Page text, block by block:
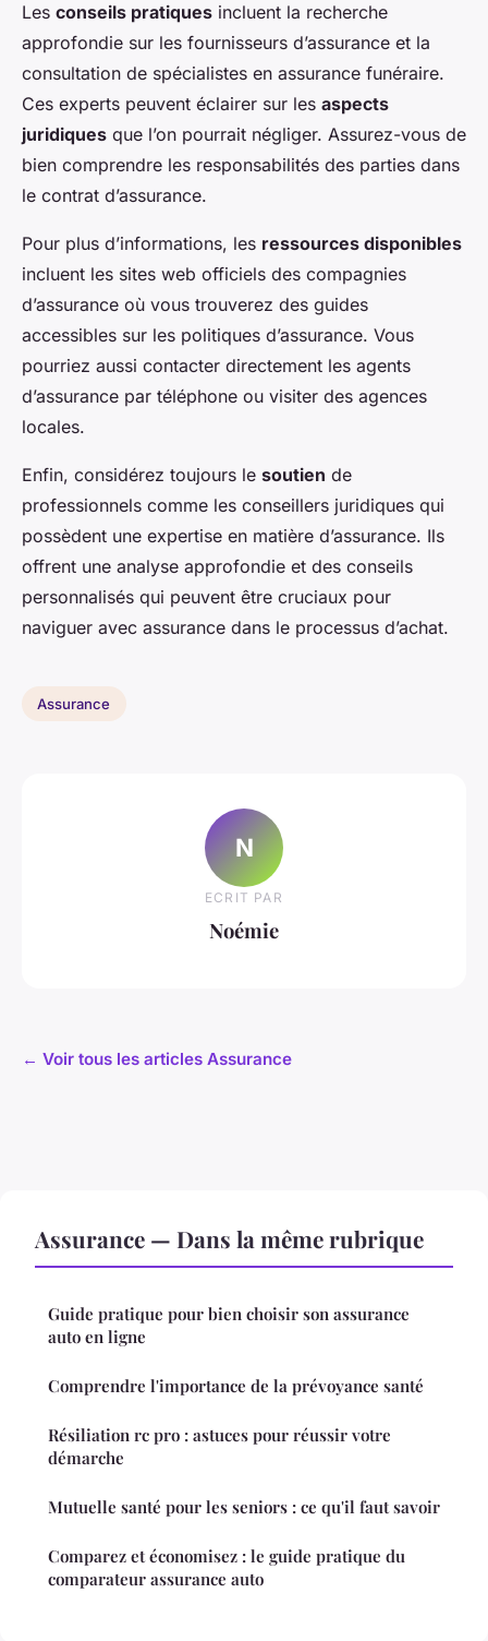
Les conseils pratiques incluent la recherche
approfondie sur les fournisseurs d’assurance et la
consultation de spécialistes en assurance funéraire.
Ces experts peuvent éclairer sur les aspects
juridiques que l’on pourrait négliger. Assurez-vous de
bien comprendre les responsabilités des parties dans
le contrat d’assurance.
Pour plus d’informations, les ressources disponibles
incluent les sites web officiels des compagnies
d’assurance où vous trouverez des guides
accessibles sur les politiques d’assurance. Vous
pourriez aussi contacter directement les agents
d’assurance par téléphone ou visiter des agences
locales.
Enfin, considérez toujours le soutien de
professionnels comme les conseillers juridiques qui
possèdent une expertise en matière d’assurance. Ils
offrent une analyse approfondie et des conseils
personnalisés qui peuvent être cruciaux pour
naviguer avec assurance dans le processus d’achat.
Assurance
N
ECRIT PAR
Noémie
← Voir tous les articles Assurance
Assurance — Dans la même rubrique
Guide pratique pour bien choisir son assurance
auto en ligne
Comprendre l'importance de la prévoyance santé
Résiliation rc pro : astuces pour réussir votre
démarche
Mutuelle santé pour les seniors : ce qu'il faut savoir
Comparez et économisez : le guide pratique du
comparateur assurance auto